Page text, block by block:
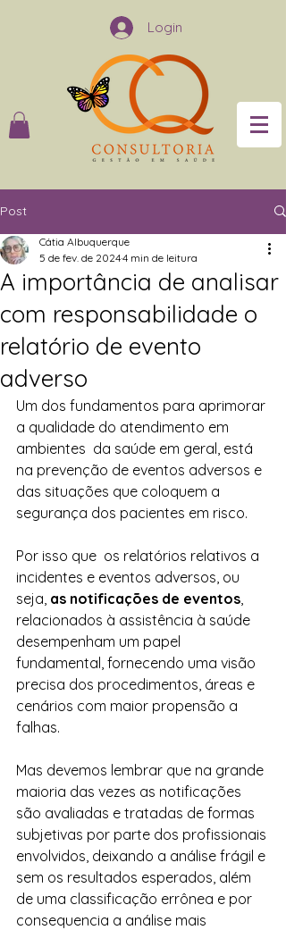
Login
Post
A importância de analisar
com responsabilidade o
relatório de evento
adverso
Cátia Albuquerque
5 de fev. de 20244 min de leitura
Um dos fundamentos para aprimorar
a qualidade do atendimento em
ambientes  da saúde em geral, está
na prevenção de eventos adversos e
das situações que coloquem a
segurança dos pacientes em risco.
Por isso que  os relatórios relativos a
incidentes e eventos adversos, ou
seja, as notificações de eventos
relacionados à assistência à saúde
desempenham um papel
fundamental, fornecendo uma visão
precisa dos procedimentos, áreas e
cenários com maior propensão a
falhas.
Mas devemos lembrar que na grande
maioria das vezes as notificações
são avaliadas e tratadas de formas
subjetivas por parte dos profissionais
envolvidos, deixando a análise frágil e
sem os resultados esperados, além
de uma classificação errônea e por
consequencia a análise mais